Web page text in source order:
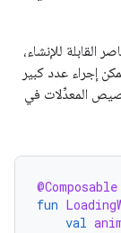
القابلة للإنشاء،
إجراء عدد كبير
المعدِّلات في
@Composable
fun
val